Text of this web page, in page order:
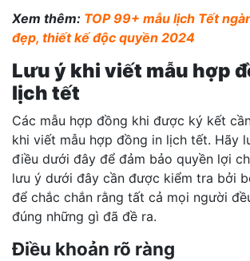
Xem thêm: TOP 99+ mẫu lịch Tết
đẹp, thiết kế độc quyền 2024
Lưu ý khi viết mẫu hợp
lịch tết
Các mẫu hợp đồng khi được ký kết
khi viết mẫu hợp đồng in lịch tết. Hãy
điều dưới đây để đảm bảo quyền lợi
lưu ý dưới đây cần được kiểm tra bởi
để chắc chắn rằng tất cả mọi người
đúng những gì đã đề ra.
Điều khoản rõ ràng